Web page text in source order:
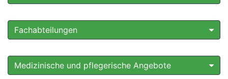
Fachabteilungen
Medizinische und pflegerische Angebote